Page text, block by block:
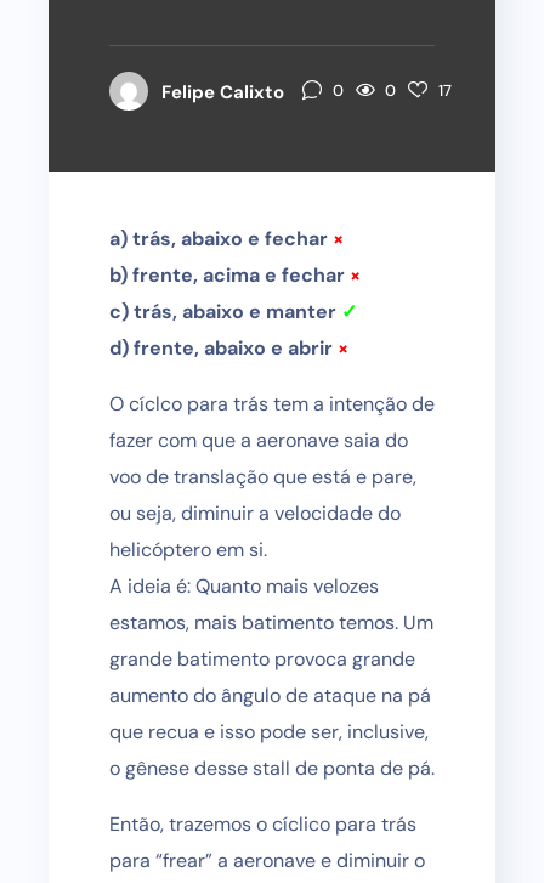
Felipe Calixto 0 0 17
a) trás, abaixo e fechar ×
b) frente, acima e fechar ×
c) trás, abaixo e manter ✓
d) frente, abaixo e abrir ×
O cíclco para trás tem a intenção de
fazer com que a aeronave saia do
voo de translação que está e pare,
ou seja, diminuir a velocidade do
helicóptero em si.
A ideia é: Quanto mais velozes
estamos, mais batimento temos. Um
grande batimento provoca grande
aumento do ângulo de ataque na pá
que recua e isso pode ser, inclusive,
o gênese desse stall de ponta de pá.
Então, trazemos o cíclico para trás
para “frear” a aeronave e diminuir o